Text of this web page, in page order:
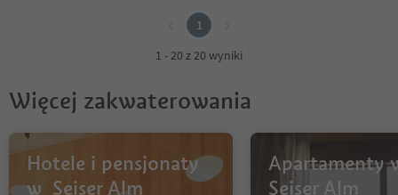
1
1 - 20 z 20 wyniki
Więcej zakwaterowania
Hotele i pensjonaty
w Seiser Alm
Apartamenty
Seiser Alm